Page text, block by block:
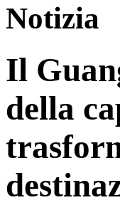
Notizia
Il
della